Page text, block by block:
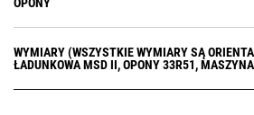
OPONY
WYMIARY (WSZYSTKIE WYMIARY SĄ
ŁADUNKOWA MSD II, OPONY 33R51,